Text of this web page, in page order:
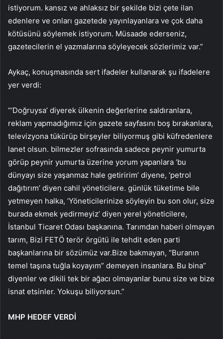
istiyorum. kansız ve ahlaksız bir şekilde bizi çete ilan
edenlere ve onları gazetede yayınlayanlara ve çok daha
kötüsünü söylemek istiyorum. Müsaade ederseniz,
gazetecilerin el yazmalarına söyleyecek sözlerimiz var.”
Aykaç, konuşmasında sert ifadeler kullanarak şu ifadelere
yer verdi:
“‘Doğruysa’ diyerek ülkenin değerlerine saldıranlara,
reklam yapmadığımız için gazete sayfasını boş bırakanlara,
televizyona tükürüp birşeyler biliyormuş gibi küfredenlere
lanet olsun. bilmezler sofrasında sadece peynir yumurta
görüp peynir yumurta üzerine yorum yapanlara ‘bu
dünyayı size yaşanmaz hale getiririm’ diyene, ‘petrol
dağıtırım’ diyen cahil yöneticilere. günlük tüketime bile
yetmeyen halka, ‘Yöneticilerinize söyleyin bu son olur, size
burada ekmek yedirmeyiz’ diyen yerel yöneticilere,
İstanbul Ticaret Odası başkanına. Tarımdan haberi olmayan
tarım, Bizi FETÖ terör örgütü ile tehdit eden parti
başkanlarına bir sözümüz var.Bize bakmayan, “Buranın
temel taşına tuğla koyayım” demeyen insanlara. Bu bina”
diyenler ve dikili tek bir ağacı olmayanlar bunu size ve bize
isnat etsinler. Yokuşu biliyorsun.”
MHP HEDEF VERDİ